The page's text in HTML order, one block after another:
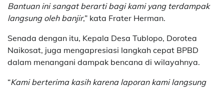
Bantuan ini sangat berarti bagi kami yang terdampak
langsung oleh banjir,” kata Frater Herman.
Senada dengan itu, Kepala Desa Tublopo, Dorotea
Naikosat, juga mengapresiasi langkah cepat BPBD
dalam menangani dampak bencana di wilayahnya.
“Kami berterima kasih karena laporan kami langsung